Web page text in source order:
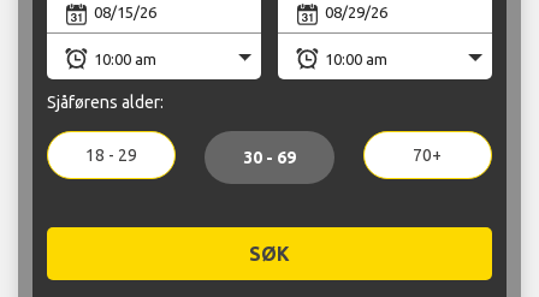
Sjåførens alder:
18 - 29 30 - 69 70+
SØK